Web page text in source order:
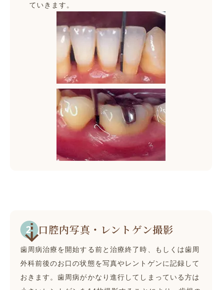
ていきます。
口腔内写真・レントゲン撮影
歯周病治療を開始する前と治療終了時、もしくは歯周
外科前後のお口の状態を写真やレントゲンに記録して
おきます。歯周病がかなり進行してしまっている方は